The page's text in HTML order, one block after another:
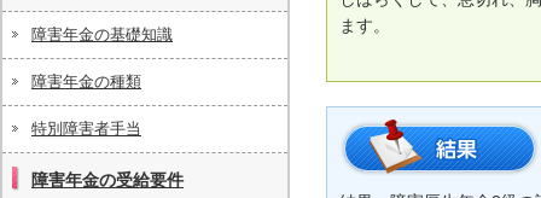
ます。
障害年金の基礎知識
障害年金の種類
特別障害者手当
障害年金の受給要件